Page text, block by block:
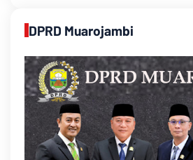
DPRD Muarojambi